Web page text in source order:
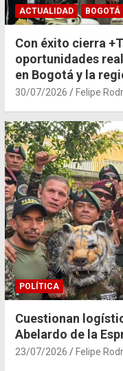
ACTUALIDAD BOGOTÁ
Con éxito cierra
oportunidades
en Bogotá y la
30/07/2026 Felipe
POLÍTICA
Cuestionan
Abelardo de la
23/07/2026 Felipe